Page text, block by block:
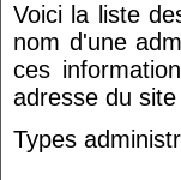
Voici la liste
nom d'une
ces
adresse du
Types